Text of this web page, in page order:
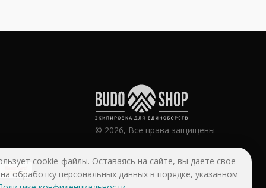
© 2026, Все права защищены
cookie-файлы. Оставаясь на сайте, вы даете свое
обработку персональных данных в порядке, указанном